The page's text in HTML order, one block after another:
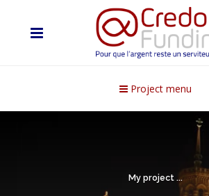
Project menu
My project ...